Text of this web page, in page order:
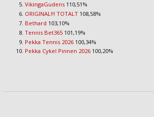
VikingaGudens 110,51%
ORIGINAL!!! TOTALT 108,58%
Bethard 103,10%
Tennis Bet365 101,19%
Pekka Tennis 2026 100,34%
Pekka Cykel Pinnen 2026 100,20%